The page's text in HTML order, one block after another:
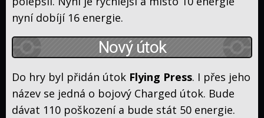
přeložil
sledovat
Poképedie
Historie
Zajímavosti
Hlavní
série
Manga
nyní dobíjí 16 energie.
Nový útok
Do hry byl přidán útok Flying Press. I přes jeho
název se jedná o bojový Charged útok. Bude
dávat 110 poškození a bude stát 50 energie.